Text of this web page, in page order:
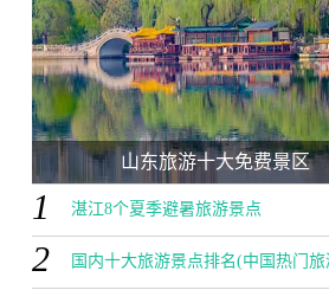
山东旅游十大免费景区
1 湛江8个夏季避暑旅游景点
2 国内十大旅游景点排名(中国热门旅